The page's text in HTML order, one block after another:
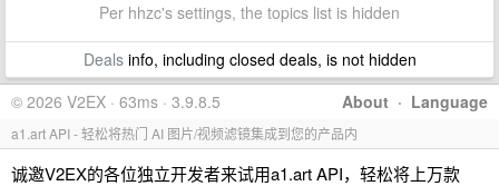
Per hhzc's settings, the topics list is hidden
Dealsinfo, including closed deals, is not hidden
About · Language
© 2026 V2EX · 63ms · 3.9.8.5
a1.art API - 轻松将热门 AI 图片/视频滤镜集成到您的产品内
诚邀V2EX的各位独立开发者来试用a1.art API，轻松将上万款